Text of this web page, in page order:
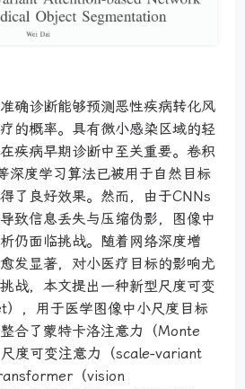
确诊断能够预测恶性疾病转化风
的概率。具有微小感染区域的轻
疾病早期诊断中至关重要。卷积
深度学习算法已被用于自然目标
了良好效果。然而，由于CNNs
致信息丢失与压缩伪影，图像中
仍面临挑战。随着网络深度增
发显著，对小医疗目标的影响尤
战，本文提出一种新型尺度可变
），用于医学图像中小尺度目标
合了蒙特卡洛注意力（Monte
度可变注意力（scale-variant
（vision